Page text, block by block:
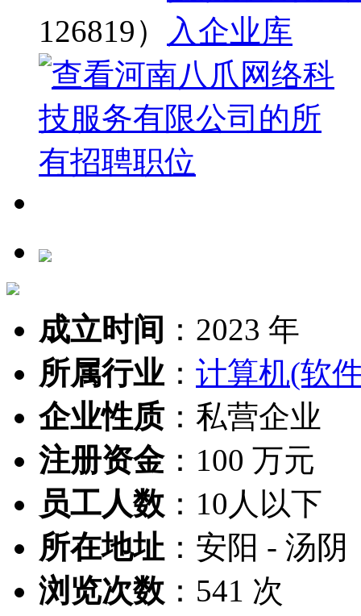
126819）
成立时间 ： 2023 年
所属行业： 计算机(软
企业性质： 私营企业
注册资金： 100 万元
员工人数 ： 10人以下
所在地址 ： 安阳 - 汤阴
浏览次数 ： 541 次